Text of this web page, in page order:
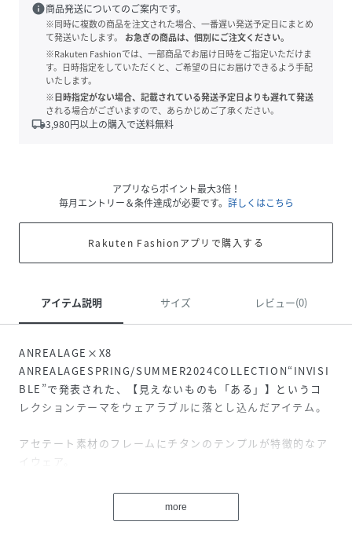
info商品発送についてのご案内です。
※同時に複数の商品を注文された場合、一番遅い発送予定日にまとめ
て発送いたします。
お急ぎの商品は、個別にご注文ください。
※Rakuten Fashionでは、一部商品でお届け日時をご指定いただけま
す。日時指定をしていただくと、ご希望の日にお届けできるよう手配
いたします。
※日時指定がない場合、記載されている発送予定日よりも遅れて発送
される場合がございますので、あらかじめご了承ください。
local_shipping3,980円以上の購入で送料無料
アプリならポイント最大3倍！
毎月エントリー＆条件達成が必要です。 詳しくはこちら
Rakuten Fashionアプリで購入する
アイテム説明 サイズ レビュー(0)
ANREALAGE×X8
ANREALAGESPRING/SUMMER2024COLLECTION“INVISI
BLE”で発表された、【見えないものも「ある」】というコ
レクションテーマをウェアラブルに落とし込んだアイテム。
アセテート素材のフレームにチタンのテンプルが特徴的なア
イウェア。
more